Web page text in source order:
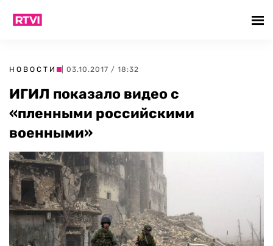
НОВОСТИ | 03.10.2017 / 18:32
ИГИЛ показало видео с
«пленными российскими
военными»